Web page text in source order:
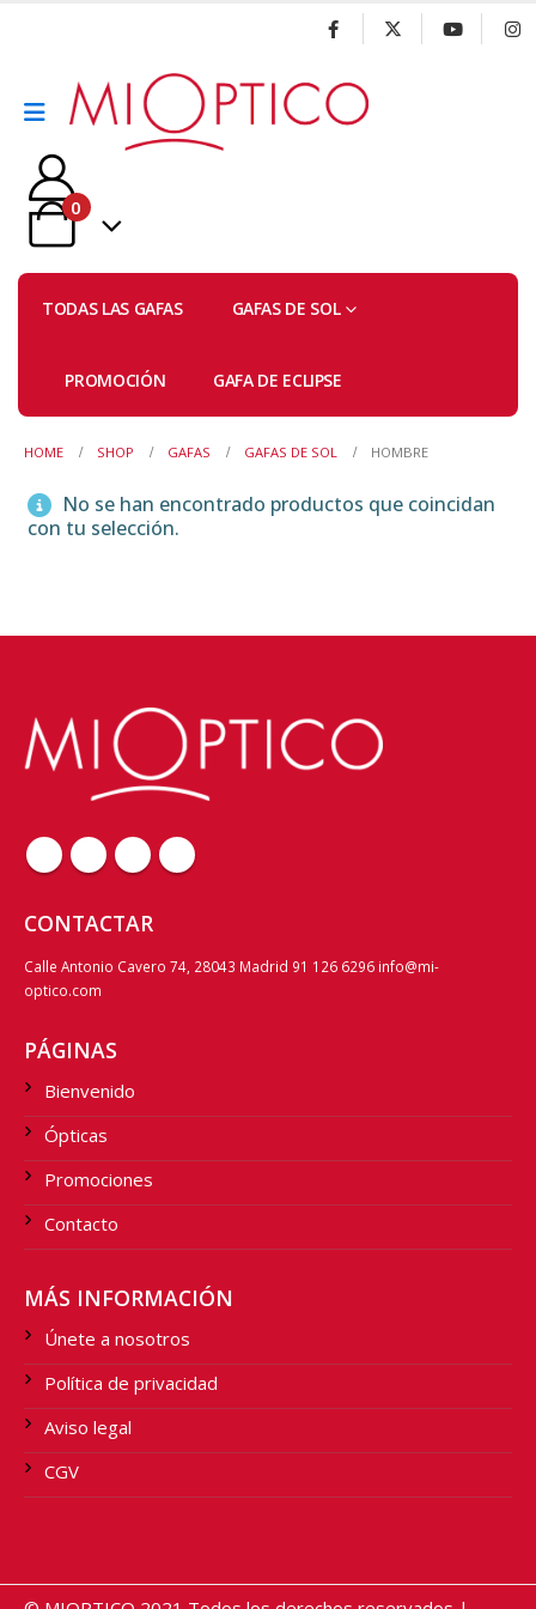
0
TODAS LAS GAFAS GAFAS DE SOL
PROMOCIÓN GAFA DE ECLIPSE
HOME SHOP GAFAS GAFAS DE SOL HOMBRE
No se han encontrado productos que coincidan
con tu selección.
CONTACTAR
Calle Antonio Cavero 74, 28043 Madrid 91 126 6296 info@mi-
optico.com
PÁGINAS
Bienvenido
Ópticas
Promociones
Contacto
MÁS INFORMACIÓN
Únete a nosotros
Política de privacidad
Aviso legal
CGV